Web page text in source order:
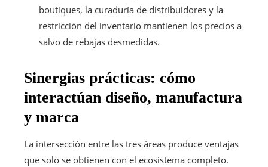
boutiques, la curaduría de distribuidores y la
restricción del inventario mantienen los precios a
salvo de rebajas desmedidas.
Sinergias prácticas: cómo
interactúan diseño, manufactura
y marca
La intersección entre las tres áreas produce ventajas
que solo se obtienen con el ecosistema completo.